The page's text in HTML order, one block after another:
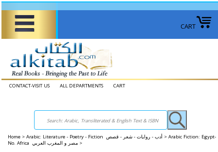
CART
CONTACT-VISIT US ALL DEPARTMENTS CART
Home > Arabic: Literature - Poetry - Fiction أدب - روايات - شعر - قصص > Arabic Fiction: Egypt-
No. Africa مصر و المغرب العربي >